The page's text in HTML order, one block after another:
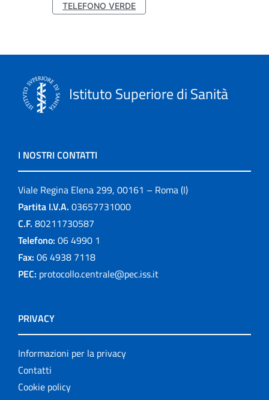
TELEFONO VERDE
Istituto Superiore di Sanità
I NOSTRI CONTATTI
Viale Regina Elena 299, 00161 – Roma (I)
Partita I.V.A. 03657731000
C.F. 80211730587
Telefono: 06 4990 1
Fax: 06 4938 7118
PEC: protocollo.centrale@pec.iss.it
PRIVACY
Informazioni per la privacy
Contatti
Cookie policy